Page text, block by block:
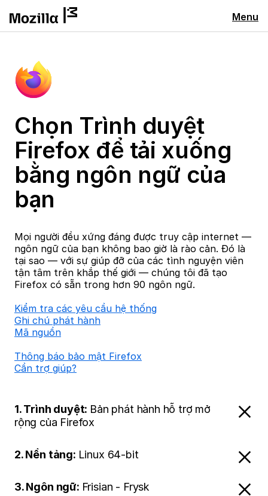
Menu
Chọn Trình duyệt
Firefox để tải xuống
bằng ngôn ngữ của
bạn
Mọi người đều xứng đáng được truy cập internet —
ngôn ngữ của bạn không bao giờ là rào cản. Đó là
tại sao — với sự giúp đỡ của các tình nguyện viên
tận tâm trên khắp thế giới — chúng tôi đã tạo
Firefox có sẵn trong hơn 90 ngôn ngữ.
Kiểm tra các yêu cầu hệ thống
Ghi chú phát hành
Mã nguồn
Thông báo bảo mật Firefox
Cần trợ giúp?
1. Trình duyệt: Bản phát hành hỗ trợ mở
rộng của Firefox
2. Nền tảng: Linux 64-bit
3. Ngôn ngữ: Frisian - Frysk